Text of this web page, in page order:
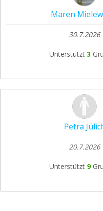
Maren
30.7.2026
Unterstützt 3
Petra
20.7.2026
Unterstützt 9